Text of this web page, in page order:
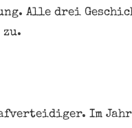
Alle drei
zu.
Im